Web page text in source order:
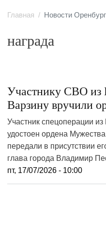
Главная Новости
награда
Участнику СВО из
Варзину вручили
Участник спецоперации
удостоен ордена
передали в присутствии
глава города Владимир
пт, 17/07/2026 - 10:00